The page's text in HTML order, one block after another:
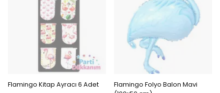
Flamingo Kitap Ayracı 6 Adet
Flamingo Folyo Balon Mavi